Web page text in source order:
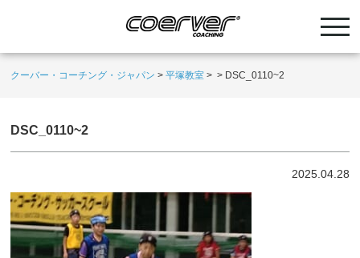
クーバー・コーチング・ジャパン >平塚教室 > > DSC_0110~2
DSC_0110~2
2025.04.28